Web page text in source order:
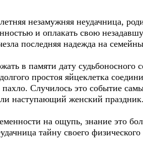
незамужняя неудачница,
и оплакать свою
последняя надежда на
в памяти дату судьбоносного
простоя яйцеклетка
Случилось это событие
наступающий женский праздник.
на ощупь, знание это
тайну своего